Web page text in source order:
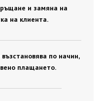
и замяна на
на клиента.
по начин,
плащането.